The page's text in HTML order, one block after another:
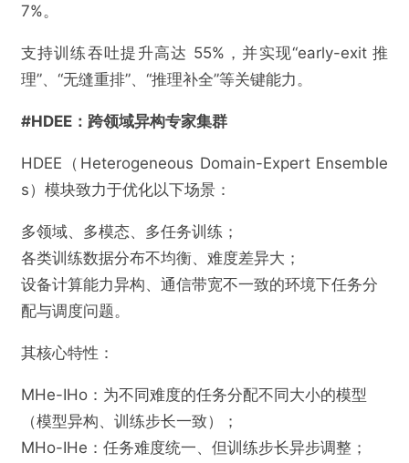
7%。
支持训练吞吐提升高达 55%，并实现“early-exit 推
理”、“无缝重排”、“推理补全”等关键能力。
#HDEE：跨领域异构专家集群
HDEE（Heterogeneous Domain-Expert Ensemble
s）模块致力于优化以下场景：
多领域、多模态、多任务训练；
各类训练数据分布不均衡、难度差异大；
设备计算能力异构、通信带宽不一致的环境下任务分
配与调度问题。
其核心特性：
MHe-IHo：为不同难度的任务分配不同大小的模型
（模型异构、训练步长一致）；
MHo-IHe：任务难度统一、但训练步长异步调整；